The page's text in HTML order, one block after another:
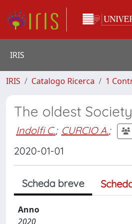
IRIS
IRIS Catalogo Ricerca 1
The oldest
Indolfi C.; CURCIO A.;
2020-01-01
Scheda breve
Anno
2020